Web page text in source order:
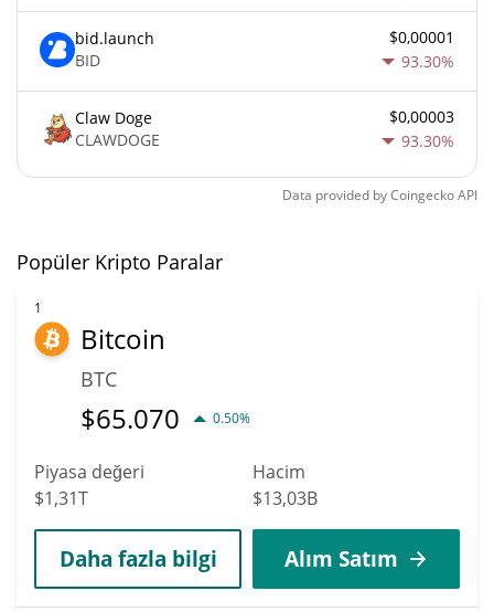
bid.launch
BID
$0,00001
93.30%
Claw Doge
CLAWDOGE
$0,00003
93.30%
Data provided byCoingeckoAPI
Popüler Kripto Paralar
1
Bitcoin
BTC
$65.070 0.50%
Piyasa değeri
$1,31T
Hacim
$13,03B
Daha fazla bilgi Alım Satım